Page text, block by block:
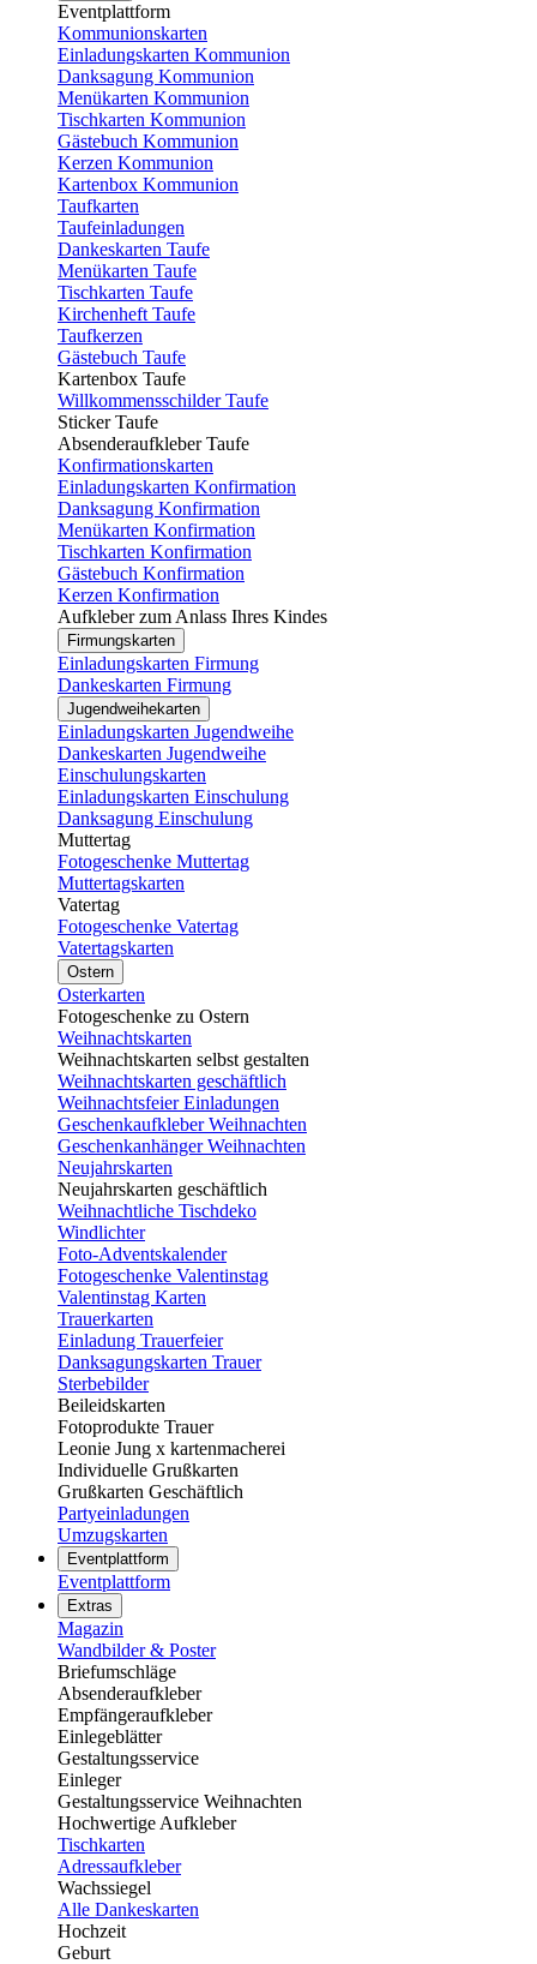
Eventplattform
Kommunionskarten
Einladungskarten Kommunion
Danksagung Kommunion
Menükarten Kommunion
Tischkarten Kommunion
Gästebuch Kommunion
Kerzen Kommunion
Kartenbox Kommunion
Taufkarten
Taufeinladungen
Dankeskarten Taufe
Menükarten Taufe
Tischkarten Taufe
Kirchenheft Taufe
Taufkerzen
Gästebuch Taufe
Kartenbox Taufe
Willkommensschilder Taufe
Sticker Taufe
Absenderaufkleber Taufe
Konfirmationskarten
Einladungskarten Konfirmation
Danksagung Konfirmation
Menükarten Konfirmation
Tischkarten Konfirmation
Gästebuch Konfirmation
Kerzen Konfirmation
Aufkleber zum Anlass Ihres Kindes
Firmungskarten
Einladungskarten Firmung
Dankeskarten Firmung
Jugendweihekarten
Einladungskarten Jugendweihe
Dankeskarten Jugendweihe
Einschulungskarten
Einladungskarten Einschulung
Danksagung Einschulung
Muttertag
Fotogeschenke Muttertag
Muttertagskarten
Vatertag
Fotogeschenke Vatertag
Vatertagskarten
Ostern
Osterkarten
Fotogeschenke zu Ostern
Weihnachtskarten
Weihnachtskarten selbst gestalten
Weihnachtskarten geschäftlich
Weihnachtsfeier Einladungen
Geschenkaufkleber Weihnachten
Geschenkanhänger Weihnachten
Neujahrskarten
Neujahrskarten geschäftlich
Weihnachtliche Tischdeko
Windlichter
Foto-Adventskalender
Fotogeschenke Valentinstag
Valentinstag Karten
Trauerkarten
Einladung Trauerfeier
Danksagungskarten Trauer
Sterbebilder
Beileidskarten
Fotoprodukte Trauer
Leonie Jung x kartenmacherei
Individuelle Grußkarten
Grußkarten Geschäftlich
Partyeinladungen
Umzugskarten
Eventplattform
Eventplattform
Extras
Magazin
Wandbilder & Poster
Briefumschläge
Absenderaufkleber
Empfängeraufkleber
Einlegeblätter
Gestaltungsservice
Einleger
Gestaltungsservice Weihnachten
Hochwertige Aufkleber
Tischkarten
Adressaufkleber
Wachssiegel
Alle Dankeskarten
Hochzeit
Geburt